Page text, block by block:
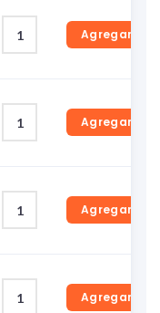
Agregar
Agregar
Agregar
Agregar